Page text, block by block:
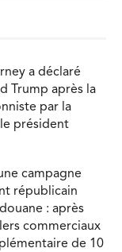
a déclaré
Trump après la
par la
président
campagne
républicain
: après
commerciaux
de 10